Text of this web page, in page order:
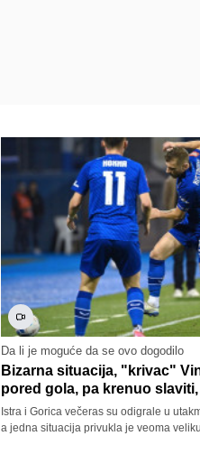
Da li je moguće da se ovo dogodilo
Bizarna situacija, "krivac"
pored gola, pa krenuo
Istra i Gorica večeras su odigrale u
a jedna situacija privukla je veoma